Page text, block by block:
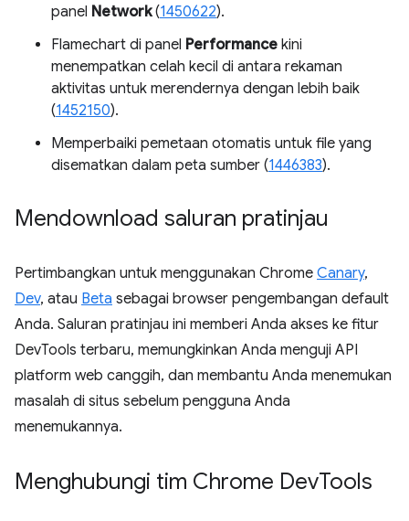
panel Network(1450622).
Flamechart di panel Performance kini
menempatkan celah kecil di antara rekaman
aktivitas untuk merendernya dengan lebih baik
(1452150).
Memperbaiki pemetaan otomatis untuk file yang
disematkan dalam peta sumber (1446383).
Mendownload saluran pratinjau
Pertimbangkan untuk menggunakan Chrome Canary,
Dev, atau Beta sebagai browser pengembangan default
Anda. Saluran pratinjau ini memberi Anda akses ke fitur
DevTools terbaru, memungkinkan Anda menguji API
platform web canggih, dan membantu Anda menemukan
masalah di situs sebelum pengguna Anda
menemukannya.
Menghubungi tim Chrome DevTools